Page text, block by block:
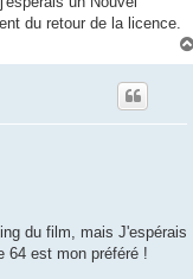
du retour de la licence.
du film, mais J'espérais
64 est mon préféré !